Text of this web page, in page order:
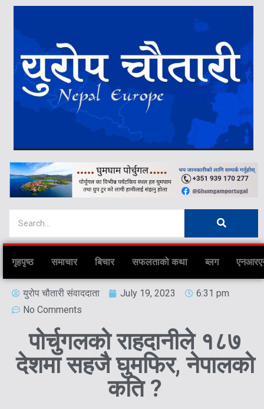
गृहपृष्ठ समाचार बिचार सफलताको कथा ब्लग
युरोप चौतारी संवाददाता July 19, 2023
6:31 pm
No Comments
पोर्चुगलको राहदानीले १८७
देशमा सहजै घुमफिर, नेपालको
कति ?